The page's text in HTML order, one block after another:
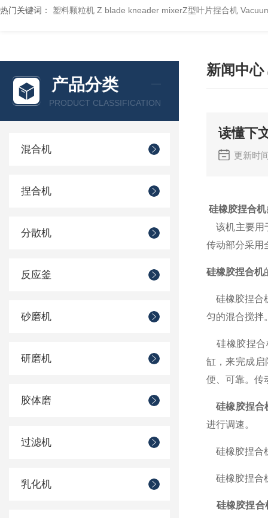
热门关键词： 塑料颗粒机 Z blade kneader mixerZ型叶片捏合机
产品分类
PRODUCT CLASSIFICATION
混合机
捏合机
分散机
反应釜
砂磨机
研磨机
胶体磨
过滤机
乳化机
新闻中心
读懂下
更新时
硅橡胶捏合机
该机主要用
传动部分采用
硅橡胶捏合机
硅橡胶捏合
匀的混合搅
硅橡胶捏合
缸，来完成
便、可靠。传
硅橡胶捏合
进行调速。
硅橡胶捏合
硅橡胶捏合
硅橡胶捏合